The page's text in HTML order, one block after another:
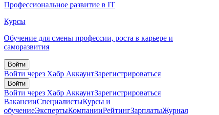
Профессиональное развитие в IT
Курсы
Обучение для смены профессии, роста в карьере и
саморазвития
Войти
Войти через Хабр АккаунтЗарегистрироваться
Войти
Войти через Хабр АккаунтЗарегистрироваться
ВакансииСпециалистыКурсы и
обучениеЭкспертыКомпанииРейтингЗарплатыЖурнал